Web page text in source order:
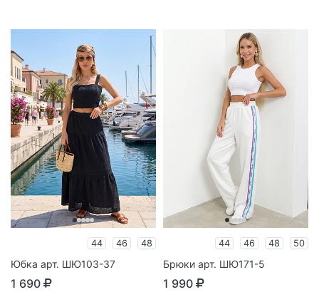
44 46 48
Юбка арт. ШЮ103-37
1 690
44 46 48 50
Брюки арт. ШЮ171-5
1 990